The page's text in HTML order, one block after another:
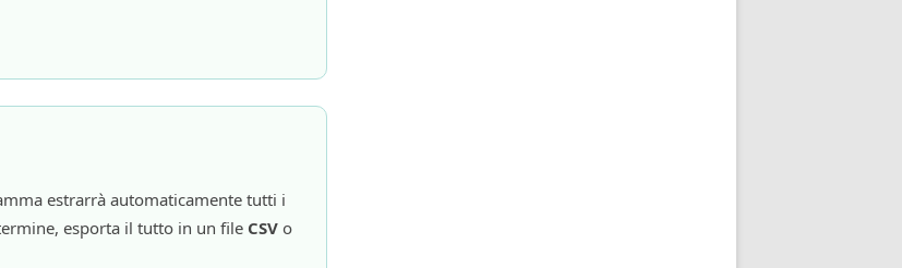
estrarrà automaticamente tutti i
esporta il tutto in un file CSV o